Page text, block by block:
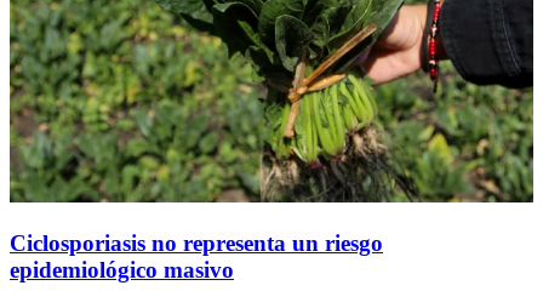
Ciclosporiasis no representa un riesgo
epidemiológico masivo